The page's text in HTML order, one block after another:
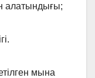
алатындығы;
мына